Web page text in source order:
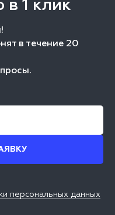
в 1 клик
в течение 20
персональных данных